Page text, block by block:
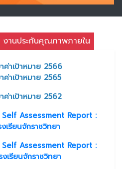
งานประกันคุณภาพภายใน
ค่าเป้าหมาย 2566
ค่าเป้าหมาย 2565
ค่าเป้าหมาย 2562
Self Assessment Report :
เรียนจักราชวิทยา
Self Assessment Report :
เรียนจักราชวิทยา